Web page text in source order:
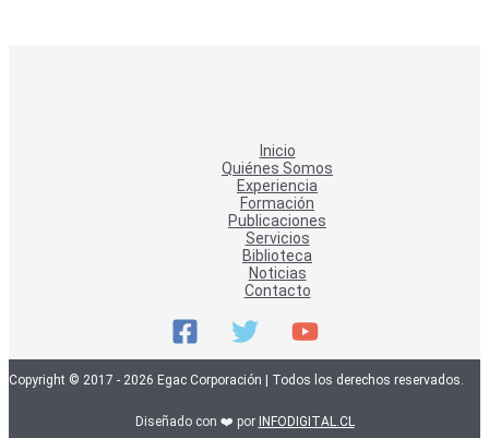
Inicio
Quiénes Somos
Experiencia
Formación
Publicaciones
Servicios
Biblioteca
Noticias
Contacto
Copyright © 2017 - 2026 Egac Corporación | Todos los derechos reservados.
Diseñado con ❤️ por INFODIGITAL.CL